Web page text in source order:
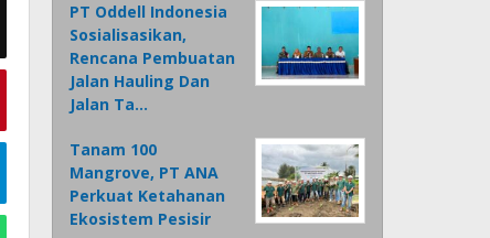
PT Oddell Indonesia
Sosialisasikan,
Rencana Pembuatan
Jalan Hauling Dan
Jalan Ta…
Tanam 100
Mangrove, PT ANA
Perkuat Ketahanan
Ekosistem Pesisir